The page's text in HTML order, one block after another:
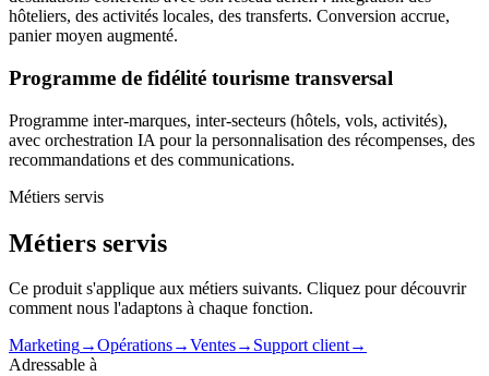
hôteliers, des activités locales, des transferts. Conversion accrue,
panier moyen augmenté.
Programme de fidélité tourisme transversal
Programme inter-marques, inter-secteurs (hôtels, vols, activités),
avec orchestration IA pour la personnalisation des récompenses, des
recommandations et des communications.
Métiers servis
Métiers servis
Ce produit s'applique aux métiers suivants. Cliquez pour découvrir
comment nous l'adaptons à chaque fonction.
Marketing→Opérations→Ventes→ Support client→
Adressable à